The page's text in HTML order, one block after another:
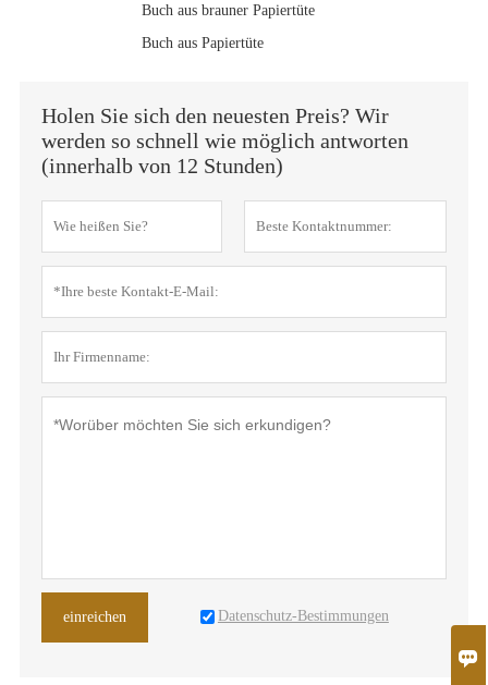

Buch aus brauner Papiertüte
Buch aus Papiertüte
Holen Sie sich den neuesten Preis? Wir
werden so schnell wie möglich antworten
(innerhalb von 12 Stunden)
einreichen Datenschutz-Bestimmungen